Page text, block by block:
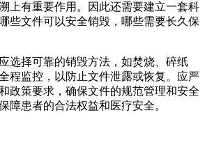
上有重要作用。因此还需要建立一套科
些文件可以安全销毁，哪些需要长久保
选择可靠的销毁方法，如焚烧、碎纸
程监控，以防止文件泄露或恢复。应严
政策要求，确保文件的规范管理和安全
障患者的合法权益和医疗安全。